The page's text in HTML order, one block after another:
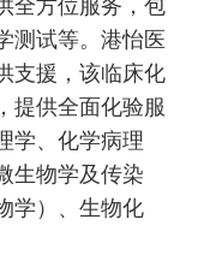
测试等。港怡医
支援，该临床化
提供全面化验服
学、化学病理
生物学及传染
学）、生物化